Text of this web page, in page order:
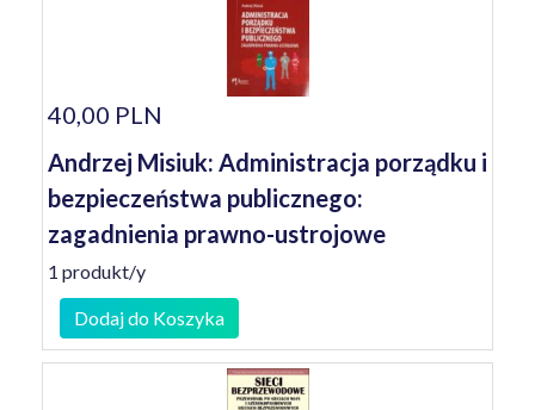
40,00 PLN
Andrzej Misiuk: Administracja porządku i
bezpieczeństwa publicznego:
zagadnienia prawno-ustrojowe
1 produkt/y
Dodaj do Koszyka